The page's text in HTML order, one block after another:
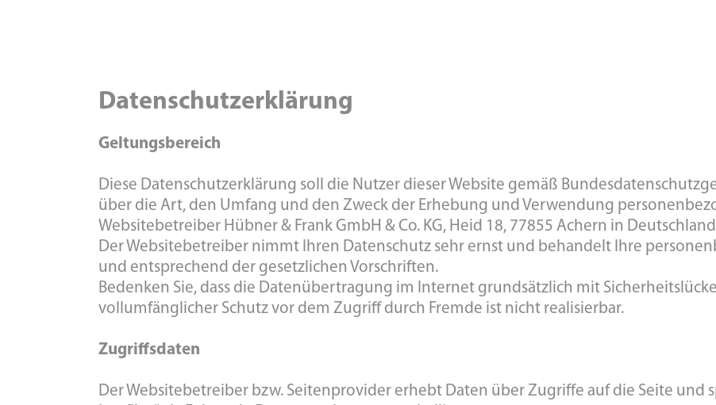
Datenschutzerklärung
Geltungsbereich
Diese Datenschutzerklärung soll die Nutzer dieser Website gemäß
über die Art, den Umfang und den Zweck der Erhebung und Verwendung
Websitebetreiber Hübner & Frank GmbH & Co. KG, Heid 18, 77855 Achern in
Der Websitebetreiber nimmt Ihren Datenschutz sehr ernst und behandelt Ihre
und entsprechend der gesetzlichen Vorschriften.
Bedenken Sie, dass die Datenübertragung im Internet grundsätzlich mit
vollumfänglicher Schutz vor dem Zugriff durch Fremde ist nicht realisierbar.
Zugriffsdaten
Der Websitebetreiber bzw. Seitenprovider erhebt Daten über Zugriffe auf die Seite und